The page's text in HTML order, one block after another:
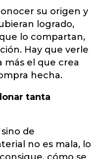
su origen y
logrado,
lo compartan,
Hay que verle
más el que crea
hecha.
tanta
de
no es mala, lo